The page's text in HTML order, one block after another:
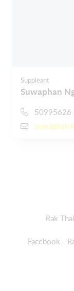
Suppleant
Suwaphan
50995626
Rak
Facebook -